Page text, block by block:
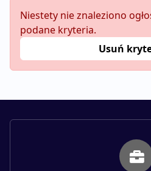
Niestety nie znaleziono
podane kryteria.
Usuń